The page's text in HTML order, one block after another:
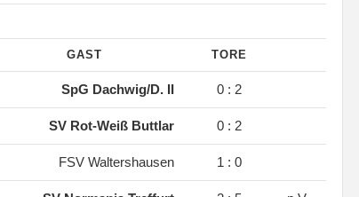
GAST TORE
SpG Dachwig/D. II 0 : 2
SV Rot-Weiß Buttlar 0 : 2
FSV Waltershausen 1 : 0